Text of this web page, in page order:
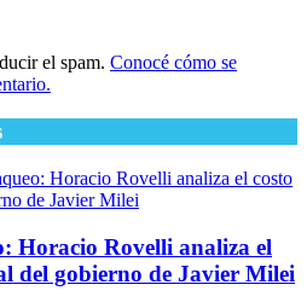
el spam. Conocé cómo se
Horacio Rovelli analiza el
del gobierno de Javier Milei